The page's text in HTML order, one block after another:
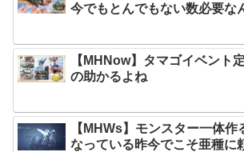
今でもとんでもない数必要な
【MHNow】タマゴイベント
の助かるよね
【MHWs】モンスター一体作
なっている昨今でこそ亜種に